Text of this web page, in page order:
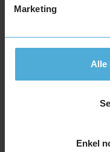
Marketing
Alle
Enkel
205/55R16 91W
205/55R16 94V
205/60R16 96W
215/60R16 95H